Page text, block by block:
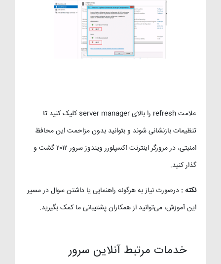
علامت refresh را بالای server manager کلیک کنید تا
تنظیمات بازنشانی شوند و بتوانید بدون مزاحمت این محافظ
امنیتی، در مرورگر اینترنت اکسپلورر ویندوز سرور ۲۰۱۲ گشت و
گذار کنید.
نکته : درصورت نیاز به هرگونه راهنمایی یا داشتن سوال در مسیر
این آموزش، می‌توانید از همکاران پشتیبانی ما کمک بگیرید.
خدمات مرتبط آنلاین سرور